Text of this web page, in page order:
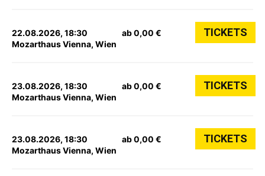
22.08.2026, 18:30
Mozarthaus Vienna, Wien
ab 0,00 € TICKETS
23.08.2026, 18:30
Mozarthaus Vienna, Wien
ab 0,00 € TICKETS
23.08.2026, 18:30
Mozarthaus Vienna, Wien
ab 0,00 € TICKETS